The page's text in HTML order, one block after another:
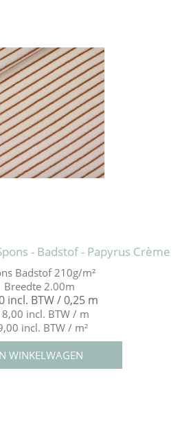
- Badstof - Papyrus Crème
Badstof 210g/m²
Breedte 2.00m
incl. BTW / 0,25 m
incl. BTW / m
incl. BTW / m²